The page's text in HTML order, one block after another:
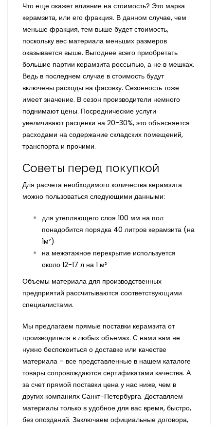
Что еще окажет влияние на стоимость? Это марка
керамзита, или его фракция. В данном случае, чем
меньше фракция, тем выше будет стоимость,
поскольку вес материала меньших размеров
оказывается выше. Выгоднее всего приобретать
большие партии керамзита россыпью, а не в мешках.
Ведь в последнем случае в стоимость будут
включены расходы на фасовку. Сезонность тоже
имеет значение. В сезон производители немного
поднимают цены. Посреднические услуги
увеличивают расценки на 20-30%, это объясняется
расходами на содержание складских помещений,
транспорта и прочими.
Советы перед покупкой
Для расчета необходимого количества керамзита
можно пользоваться следующими данными:
для утепляющего слоя 100 мм на пол
понадобится порядка 40 литров керамзита (на
1м²)
на межэтажное перекрытие используется
около 12-17 л на 1 м²
Объемы материала для производственных
предприятий рассчитываются соответствующими
специалистами.
Мы предлагаем прямые поставки керамзита от
производителя в любых объемах. С нами вам не
нужно беспокоиться о доставке или качестве
материала – все представленные в нашем каталоге
товары сопровождаются сертификатами качества. А
за счет прямой поставки цена у нас ниже, чем в
других компаниях Санкт-Петербурга. Доставляем
материалы только в удобное для вас время, быстро,
без опозданий. Заключаем официальные договора,